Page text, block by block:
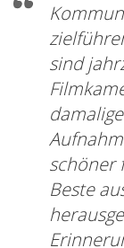
sind
schöner
Beste